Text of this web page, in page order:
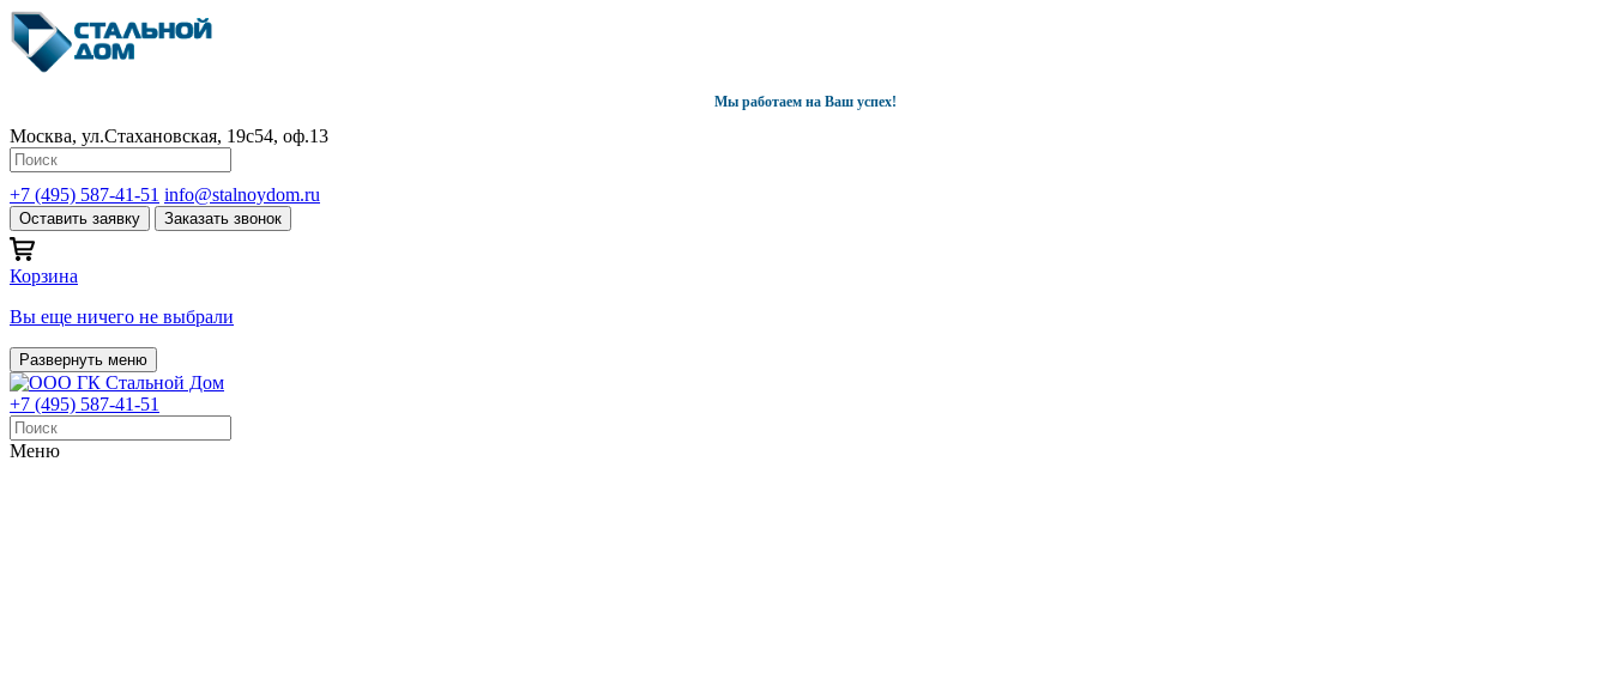
Мы работаем на Ваш успех!
Москва, ул.Стахановская, 19с54, оф.13
+7 (495) 587-41-51 info@stalnoydom.ru
Оставить заявку Заказать звонок
Корзина
Вы еще ничего не выбрали
Развернуть меню
+7 (495) 587-41-51
Меню